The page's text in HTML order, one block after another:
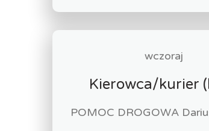
wczoraj
Kierowca/kurier